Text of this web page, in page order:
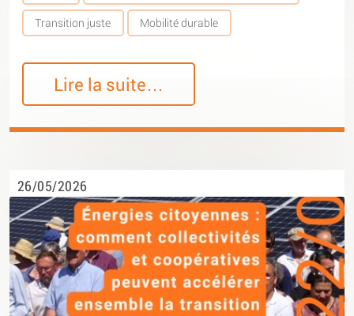
Transition juste Mobilité durable
Lire la suite…
26/05/2026